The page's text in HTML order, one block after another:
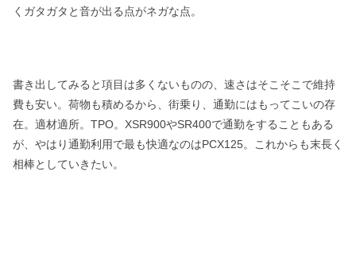
くガタガタと音が出る点がネガな点。
書き出してみると項目は多くないものの、速さはそこそこで維持
費も安い。荷物も積めるから、街乗り、通勤にはもってこいの存
在。適材適所。TPO。XSR900やSR400で通勤をすることもある
が、やはり通勤利用で最も快適なのはPCX125。これからも末長く
相棒としていきたい。